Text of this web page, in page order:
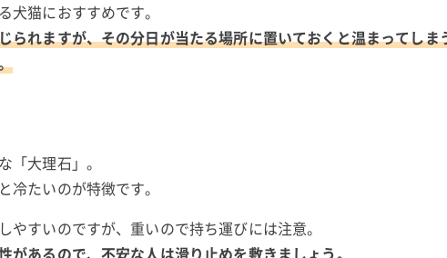
犬猫におすすめです。
られますが、その分日が当たる場所に置いておくと温まってしま
「大理石」。
たいのが特徴です。
すいのですが、重いので持ち運びには注意。